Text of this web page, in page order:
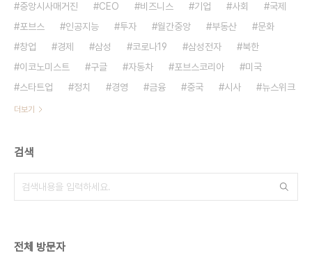
중앙시사매거진 CEO 비즈니스 기업 사회
국제
포브스
인공지능 투자 월간중앙 부동산
문화
창업
경제 삼성 코로나19 삼성전자
북한
이코노미스트
구글 자동차 포브스코리아
미국
스타트업
정치 경영 금융 중국 시사 뉴스위크
더보기
검색
전체 방문자